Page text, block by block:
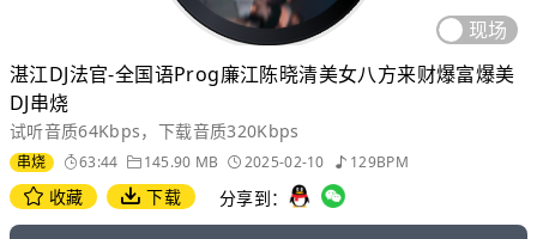
现场
湛江DJ法官-全国语Prog廉江陈晓清美女八方来财爆富爆美
DJ串烧
试听音质64Kbps，下载音质320Kbps
串烧 63:44 145.90 MB 2025-02-10 129BPM
收藏 下载 分享到：